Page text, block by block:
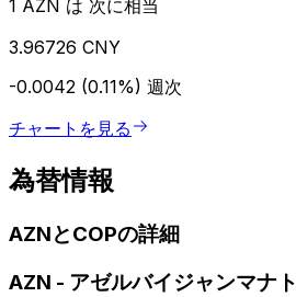
1 AZN は 次に相当
3.96726 CNY
-0.0042 (0.11%) 週次
チャートを見る
為替情報
AZNとCOPの詳細
AZN - アゼルバイジャンマナト